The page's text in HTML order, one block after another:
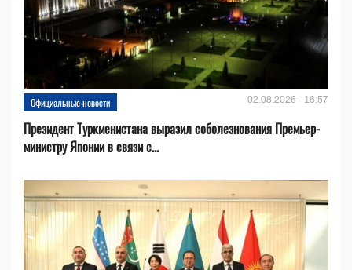
Официальные новости 02.08.2026 - 16:57
Президент Туркменистана выразил соболезнования Премьер-
министру Японии в связи с...